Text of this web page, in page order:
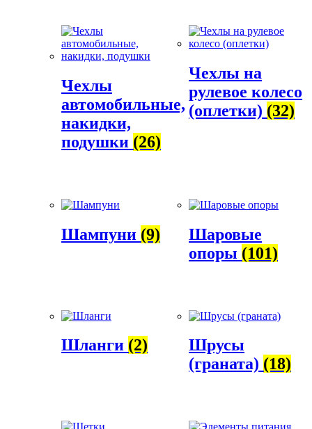
Чехлы
автомобильные,
накидки,
подушки (26)
Чехлы на
рулевое колесо
(оплетки) (32)
Шампуни (9)
Шаровые
опоры (101)
Шланги (2)
Шрусы
(граната) (18)